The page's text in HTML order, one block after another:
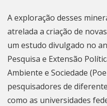
A exploração desses
atrelada a criação de
um estudo divulgado no
Pesquisa e Extensão
Ambiente e Sociedade
pesquisadores de
como as universidades